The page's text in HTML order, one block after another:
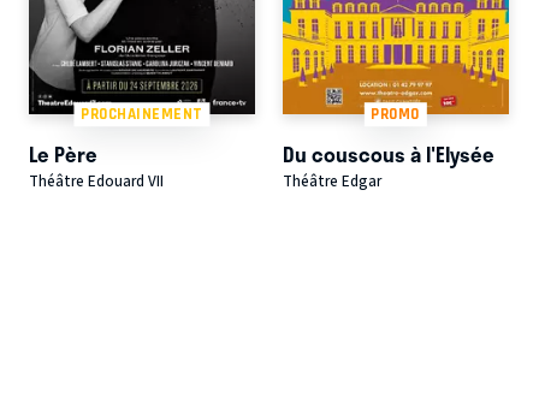
PROCHAINEMENT
Le Père
Théâtre Edouard VII
PROMO
Du couscous à l'Elysée
Théâtre Edgar